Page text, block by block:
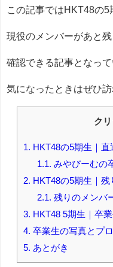
この記事ではHKT48の
現役のメンバーがあと
確認できる記事となって
気になったときはぜひ訪
ク
1.
HKT48の5期生｜直
1.1.
みやびーむの
2.
HKT48の5期生｜
2.1.
残りのメンバ
3.
HKT48 5期生｜卒
4. 卒業生の写真とプ
5. あとがき